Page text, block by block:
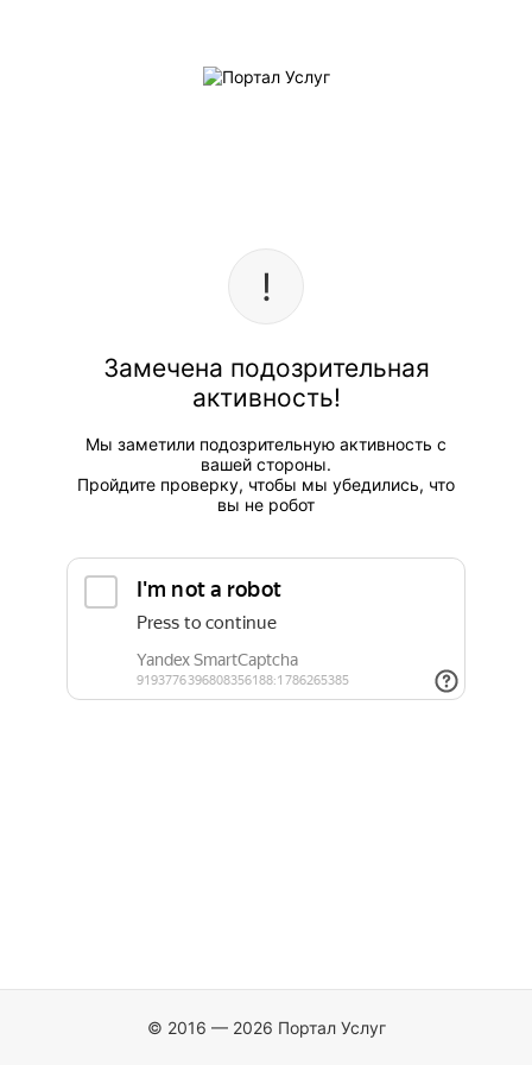
Замечена подозрительная
активность!
Мы заметили подозрительную активность с
вашей стороны.
Пройдите проверку, чтобы мы убедились, что
вы не робот
© 2016 — 2026 Портал Услуг